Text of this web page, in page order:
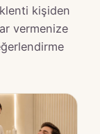
kişiden
vermenize